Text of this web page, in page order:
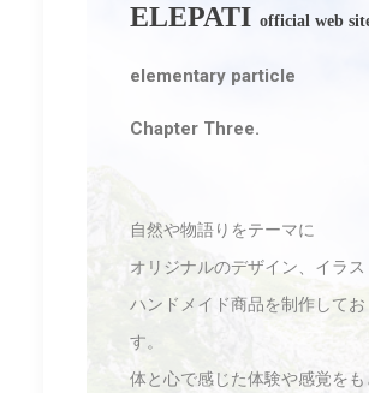
ELEPATI official web
elementary particle
Chapter Three.
自然や物語りをテーマに
オリジナルのデザイン、イラス
ハンドメイド商品を制作してお
す。
体と心で感じた体験や感覚をも